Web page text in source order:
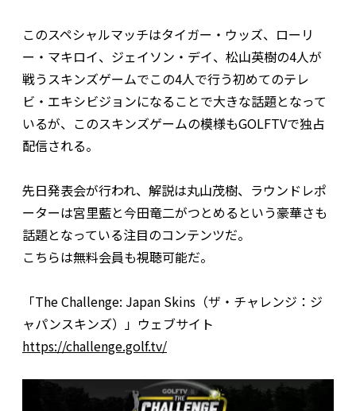
このスペシャルマッチはタイガー・ウッズ、ローリ
ー・マキロイ、ジェイソン・デイ、松山英樹の4人が
戦うスキンズゲームでこの4人で行う初めてのテレ
ビ・エキシビジョンになることで大きな話題となって
いるが、このスキンズゲームの模様もGOLFTVで独占
配信される。
先日発表会が行われ、解説は丸山茂樹、ラウンドレポ
ーターは宮里藍と今田竜二がつとめるという豪華さも
話題となっている注目のコンテンツだ。
こちらは無料会員も視聴可能だ。
「The Challenge: Japan Skins（ザ・チャレンジ：ジ
ャパンスキンズ）」ウェブサイト
https://challenge.golf.tv/